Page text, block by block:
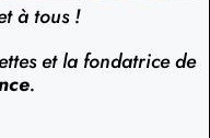
à tous !
et la fondatrice de
.